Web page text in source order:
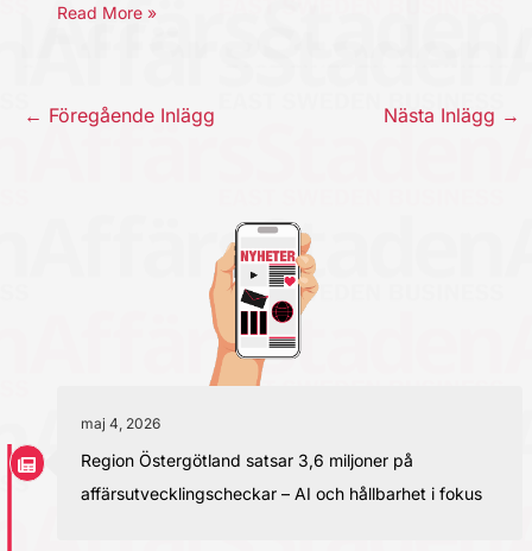
Read More »
← Föregående Inlägg Nästa Inlägg →
maj 4, 2026
Region Östergötland satsar 3,6 miljoner på
affärsutvecklingscheckar – AI och hållbarhet i fokus